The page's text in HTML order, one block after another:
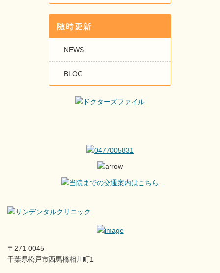
随時更新
NEWS
BLOG
〒271-0045
千葉県松戸市西馬橋相川町1